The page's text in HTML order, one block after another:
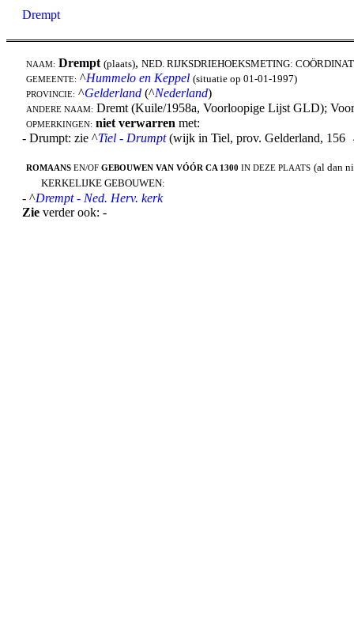
Drempt
NAAM: Drempt (plaats), NED. RIJKSDRIEHOEKSMETING:
GEMEENTE: ^Hummelo en Keppel (situatie op 01-01-1997)
PROVINCIE: ^Gelderland (^Nederland)
ANDERE NAAM: Dremt (Kuile/1958a, Voorloopige Lijst GLD);
OPMERKINGEN: niet verwarren met:
- Drumpt: zie ^Tiel - Drumpt(wijk in Tiel, prov. Gelderland, 156
ROMAANS EN/OF GEBOUWEN VAN VÓÓR CA 1300 IN DEZE PLAATS (al dan
KERKELIJKE GEBOUWEN:
- ^Drempt - Ned. Herv. kerk
Zie verder ook: -